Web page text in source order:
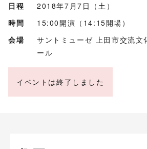
日程
2018年7月7日（土）
時間
15:00開演（14:15開場）
会場
サントミューゼ 上田市交流文
ール
イベントは終了しました